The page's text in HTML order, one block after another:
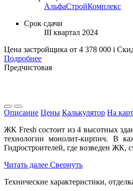
АльфаСтройКомплекс
Срок сдачи
III квартал 2024
Цена застройщика от 4 378 000 i
Подробнее
Предчистовая
Описание Цены Калькулятор На
ЖК Fresh состоит из 4 высотных
технологии монолит-кирпич. В
Гидростроителей, где возведен ЖК,
Читать далее Свернуть
Технические характеристики,